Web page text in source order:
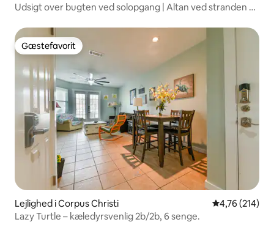
Udsigt over bugten ved solopgang | Altan ved stranden +
Gæstefavorit
Gæstefavorit
Lejlighed i Corpus Christi 4,76 ud af 5 i
4,76 (214)
Lazy Turtle – kæledyrsvenlig 2b/2b, 6 senge.